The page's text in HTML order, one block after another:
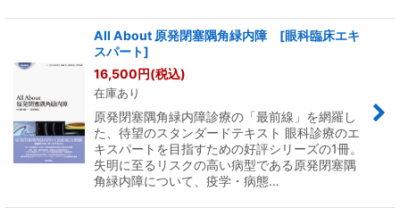
All About 原発閉塞隅角緑内障 [眼科臨床エキ
スパート]
16,500円(税込)
在庫あり
原発閉塞隅角緑内障診療の「最前線」を網羅し
た、待望のスタンダードテキスト 眼科診療のエ
キスパートを目指すための好評シリーズの1冊。
失明に至るリスクの高い病型である原発閉塞隅
角緑内障について、疫学・病態…